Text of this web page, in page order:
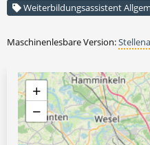
Weiterbildungsassistent
Maschinenlesbare Version:
+
−